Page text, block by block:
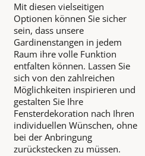
Mit diesen vielseitigen
Optionen können Sie sicher
sein, dass unsere
Gardinenstangen in jedem
Raum ihre volle Funktion
entfalten können. Lassen Sie
sich von den zahlreichen
Möglichkeiten inspirieren und
gestalten Sie Ihre
Fensterdekoration nach Ihren
individuellen Wünschen, ohne
bei der Anbringung
zurückstecken zu müssen.